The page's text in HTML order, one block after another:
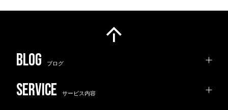
ブログ
サービス内容